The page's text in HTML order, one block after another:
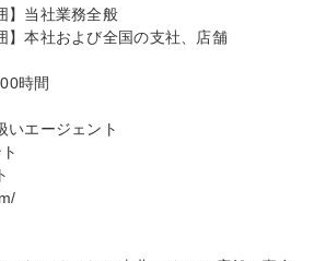
】当社業務全般
】本社および全国の支社、店舗
時間
いエージェント